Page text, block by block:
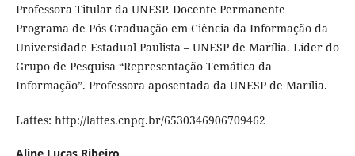
Professora Titular da UNESP. Docente Permanente
Programa de Pós Graduação em Ciência da Informação da
Universidade Estadual Paulista – UNESP de Marília. Líder do
Grupo de Pesquisa “Representação Temática da
Informação”. Professora aposentada da UNESP de Marília.
Lattes: http://lattes.cnpq.br/6530346906709462
Aline Lucas Ribeiro